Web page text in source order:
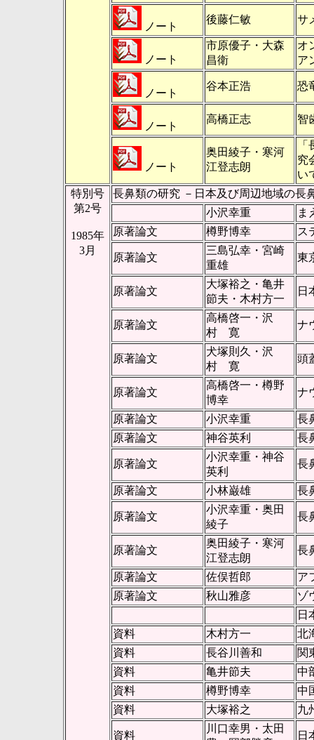
ノート
後藤仁敏 サ
ノート
市原優子・大森
昌衛
オ
ア
ノート
谷本正浩 恐
ノート
高橋正志 智
ノート
奥田綾子・寒河
江登志朗
究
い
特別号
第2号
1985年
3月
長鼻類の研究 －日本及び周辺地域の長
小沢幸重
ま
原著論文
樽野博幸 ス
原著論文
三島弘幸・宮崎
重雄
東
原著論文
大塚裕之・亀井
節夫・木村方一
日
原著論文
高橋啓一・沢
村 寛
ナ
原著論文
犬塚則久・沢
村 寛
頭
原著論文
高橋啓一・樽野
博幸
ナ
原著論文 小沢幸重
長
原著論文
神谷英利 長
原著論文
小沢幸重・神谷
英利
長
原著論文 小林巌雄 長
原著論文
小沢幸重・奥田
綾子
長
原著論文
奥田綾子・寒河
江登志朗
長
原著論文 佐俣哲郎
ア
原著論文
秋山雅彦
ゾ
日
資料
木村方一
北
資料
長谷川善和
関
資料
亀井節夫
中
資料
樽野博幸
中
資料
大塚裕之 九
資料
川口幸男・太田
日